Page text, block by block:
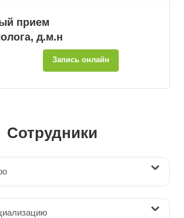
прием
д.м.н
Запись онлайн
Сотрудники